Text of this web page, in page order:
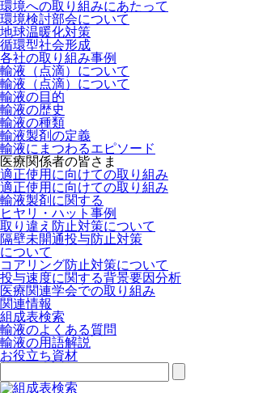
環境への取り組みにあたって
環境検討部会について
地球温暖化対策
循環型社会形成
各社の取り組み事例
輸液（点滴）について
輸液（点滴）について
輸液の目的
輸液の歴史
輸液の種類
輸液製剤の定義
輸液にまつわるエピソード
医療関係者の皆さま
適正使用に向けての取り組み
適正使用に向けての取り組み
輸液製剤に関する
ヒヤリ・ハット事例
取り違え防止対策について
隔壁未開通投与防止対策
について
コアリング防止対策について
投与速度に関する背景要因分析
医療関連学会での取り組み
関連情報
組成表検索
輸液のよくある質問
輸液の用語解説
お役立ち資材